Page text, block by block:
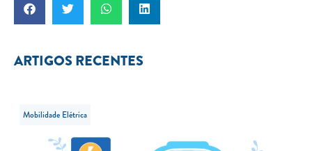
ARTIGOS RECENTES
Mobilidade Elétrica